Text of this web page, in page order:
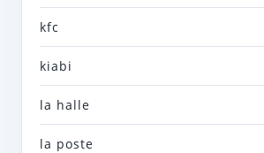
kfc
kiabi
la halle
la poste